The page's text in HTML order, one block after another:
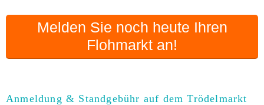
Flohmarkt-Termin melden
Melden Sie noch heute Ihren
Flohmarkt an!
Anmeldung & Standgebühr auf dem Trödelmarkt